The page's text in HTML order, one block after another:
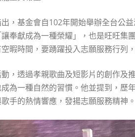
，基金會自102年開始舉辦全台公
奉獻成為一種榮耀」，也是旺旺集
暇時間，要踴躍投入志願服務行列
，透過孝親歌曲及短影片的創作及
為一種自然的習慣。他並提到，歷
手的熱情響應，發揚志願服務精神。